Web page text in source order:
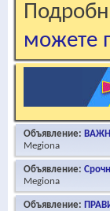
можете
Объявление:
Megiona
Объявление:
Megiona
Объявление: